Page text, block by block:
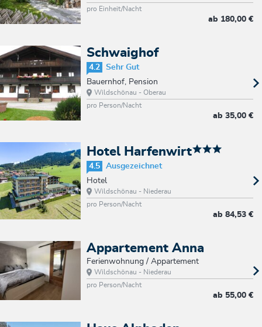
pro Einheit/Nacht
ab 180,00 €
Schwaighof
4.2
Sehr Gut
Bauernhof, Pension
Wildschönau - Oberau
pro Person/Nacht
ab 35,00 €
Hotel Harfenwirt
4.5
Ausgezeichnet
Hotel
Wildschönau - Niederau
pro Person/Nacht
ab 84,53 €
Appartement Anna
Ferienwohnung / Appartement
Wildschönau - Niederau
pro Person/Nacht
ab 55,00 €